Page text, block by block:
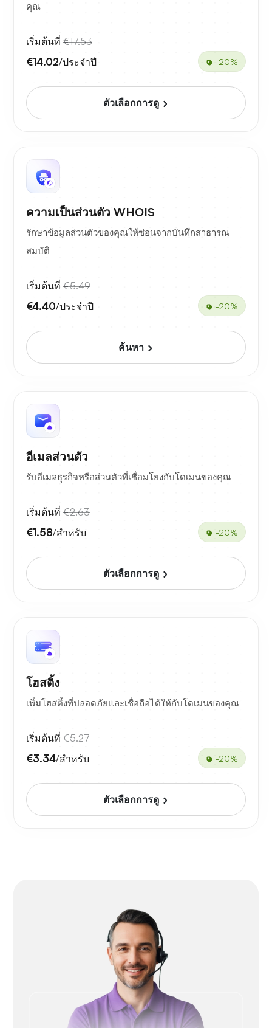
คุณ
เริ่มต้นที่ €17.53
€14.02/ประจำปี -20%
ตัวเลือกการดู
ความเป็นส่วนตัว WHOIS
รักษาข้อมูลส่วนตัวของคุณให้ซ่อนจากบันทึกสาธารณ
สมบัติ
เริ่มต้นที่ €5.49
€4.40/ประจำปี -20%
ค้นหา
อีเมลส่วนตัว
รับอีเมลธุรกิจหรือส่วนตัวที่เชื่อมโยงกับโดเมนของคุณ
เริ่มต้นที่ €2.63
€1.58/สำหรับ -20%
ตัวเลือกการดู
โฮสติ้ง
เพิ่มโฮสติ้งที่ปลอดภัยและเชื่อถือได้ให้กับโดเมนของคุณ
เริ่มต้นที่ €5.27
€3.34/สำหรับ -20%
ตัวเลือกการดู